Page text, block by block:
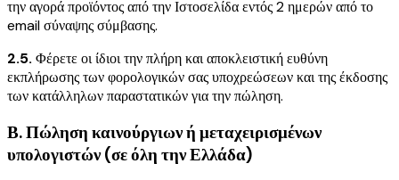
την αγορά προϊόντος από την Ιστοσελίδα εντός 2 ημερών από το
email σύναψης σύμβασης.
2.5. Φέρετε οι ίδιοι την πλήρη και αποκλειστική ευθύνη
εκπλήρωσης των φορολογικών σας υποχρεώσεων και της έκδοσης
των κατάλληλων παραστατικών για την πώληση.
Β. Πώληση καινούργιων ή μεταχειρισμένων
υπολογιστών (σε όλη την Ελλάδα)